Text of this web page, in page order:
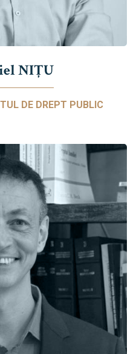
NIŢU
DE DREPT PUBLIC